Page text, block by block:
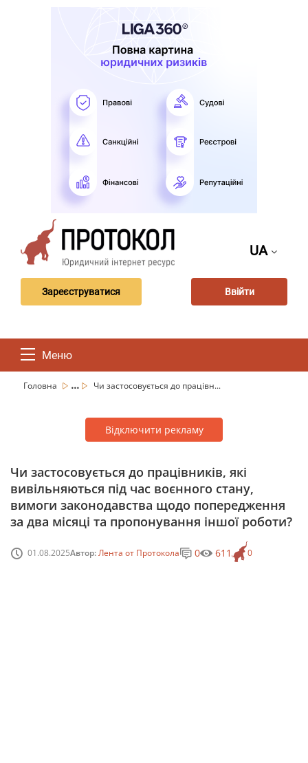
UA
Зареєструватися Ввійти
Меню
Головна ... Чи застосовується до працівн...
Відключити рекламу
Чи застосовується до працівників, які
вивільняються під час воєнного стану,
вимоги законодавства щодо попередження
за два місяці та пропонування іншої роботи?
01.08.2025Автор:Лента от Протокола 0
0 611